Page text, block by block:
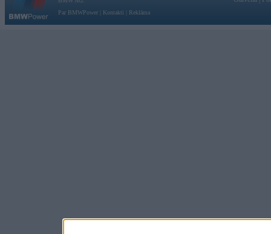
Par BMWPower
Kontakti Reklāma